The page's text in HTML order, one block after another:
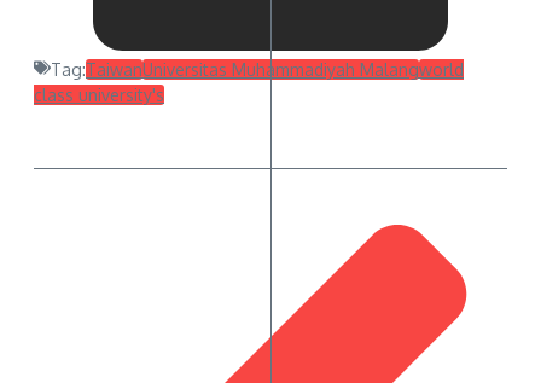
Tag:TaiwanUniversitas Muhammadiyah Malangworld
class university's